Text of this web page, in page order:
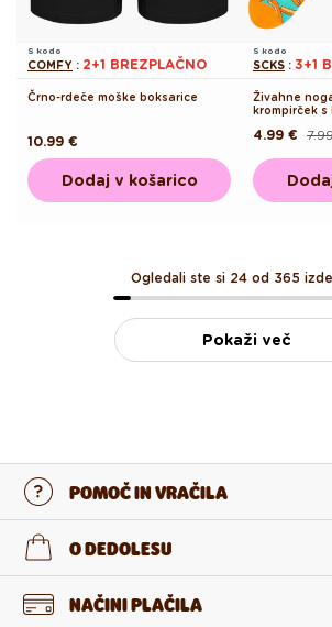
S kodo
COMFY : 2+1 BREZPLAČNO
Črno-rdeče moške boksarice
Redna
cena
10.99 €
Dodaj v košarico
S kodo
SCKS : 3+1
Živahne
krompirček s
Redna
Akcijska
4.99 €
Ogledali ste si 24 od 365
Pokaži več
POMOČ IN VRAČILA
Stopi v stik z nami
O DEDOLESU
O nas NAČINI PLAČILA